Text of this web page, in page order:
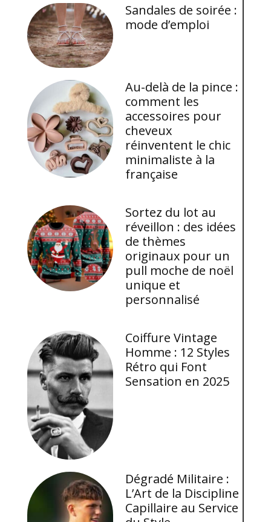
Sandales de soirée :
mode d’emploi
Au-delà de la pince :
comment les
accessoires pour
cheveux
réinventent le chic
minimaliste à la
française
Sortez du lot au
réveillon : des idées
de thèmes
originaux pour un
pull moche de noël
unique et
personnalisé
Coiffure Vintage
Homme : 12 Styles
Rétro qui Font
Sensation en 2025
Dégradé Militaire :
L’Art de la Discipline
Capillaire au Service